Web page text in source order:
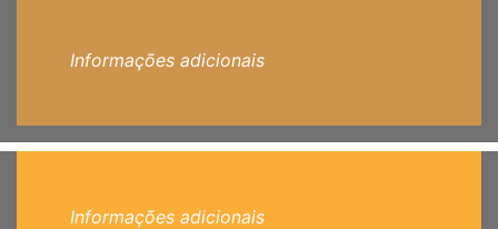
Informações adicionais
Informações adicionais